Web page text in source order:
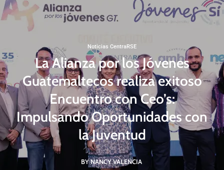
Noticias CentraRSE
La Alianza por los Jóvenes
Guatemaltecos realiza exitoso
Encuentro con Ceo’s:
Impulsando Oportunidades con
la Juventud
BY NANCY VALENCIA